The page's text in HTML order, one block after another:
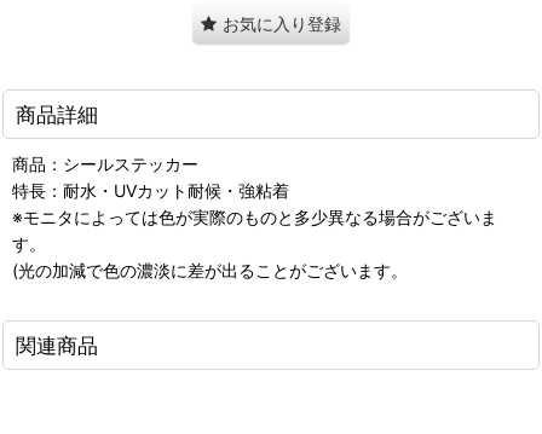
お気に入り登録
商品詳細
商品：シールステッカー
特長：耐水・UVカット耐候・強粘着
※モニタによっては色が実際のものと多少異なる場合がございま
す。
(光の加減で色の濃淡に差が出ることがございます。
関連商品